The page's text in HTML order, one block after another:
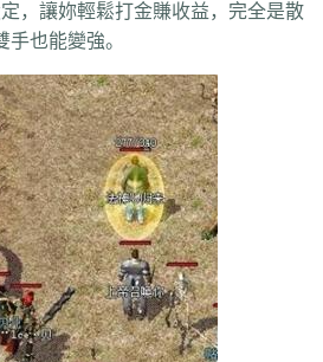
讓妳輕鬆打金賺收益，完全是散
也能變強。